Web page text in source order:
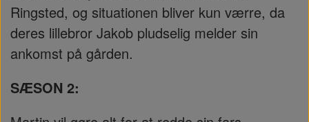
Ringsted, og situationen bliver kun værre, da
deres lillebror Jakob pludselig melder sin
ankomst på gården.
SÆSON 2: